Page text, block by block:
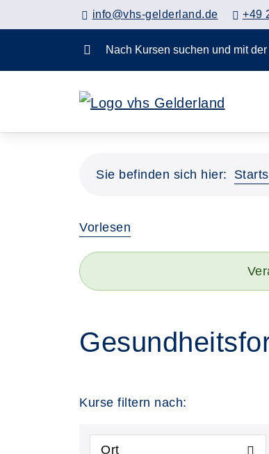
info@vhs-gelderland.de +49
Sie befinden sich hier:
Vorlesen
Kurse filtern nach:
Ort